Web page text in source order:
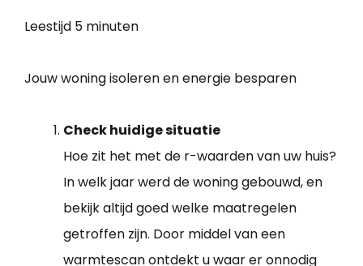
Leestijd 5 minuten
Jouw woning isoleren en energie besparen
Check huidige situatie
Hoe zit het met de r-waarden van uw huis?
In welk jaar werd de woning gebouwd, en
bekijk altijd goed welke maatregelen
getroffen zijn. Door middel van een
warmtescan ontdekt u waar er onnodig